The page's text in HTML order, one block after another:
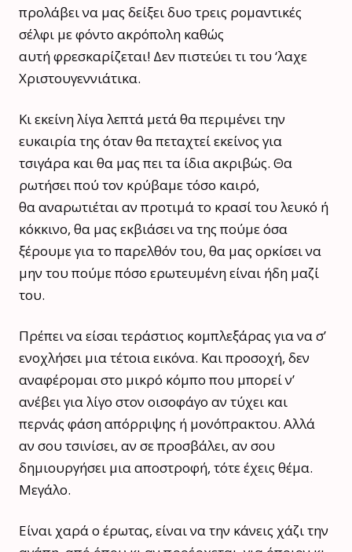
προλάβει να μας δείξει δυο τρεις ρομαντικές
σέλφι με φόντο ακρόπολη καθώς
αυτή φρεσκαρίζεται! Δεν πιστεύει τι του ‘λαχε
Χριστουγεννιάτικα.
Κι εκείνη λίγα λεπτά μετά θα περιμένει την
ευκαιρία της όταν θα πεταχτεί εκείνος για
τσιγάρα και θα μας πει τα ίδια ακριβώς. Θα
ρωτήσει πού τον κρύβαμε τόσο καιρό,
θα αναρωτιέται αν προτιμά το κρασί του λευκό ή
κόκκινο, θα μας εκβιάσει να της πούμε όσα
ξέρουμε για το παρελθόν του, θα μας ορκίσει να
μην του πούμε πόσο ερωτευμένη είναι ήδη μαζί
του.
Πρέπει να είσαι τεράστιος κομπλεξάρας για να σ’
ενοχλήσει μια τέτοια εικόνα. Και προσοχή, δεν
αναφέρομαι στο μικρό κόμπο που μπορεί ν’
ανέβει για λίγο στον οισοφάγο αν τύχει και
περνάς φάση απόρριψης ή μονόπρακτου. Αλλά
αν σου τσινίσει, αν σε προσβάλει, αν σου
δημιουργήσει μια αποστροφή, τότε έχεις θέμα.
Μεγάλο.
Είναι χαρά ο έρωτας, είναι να την κάνεις χάζι την